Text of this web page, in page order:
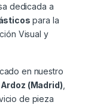
dedicada a
para la
Visual y
en nuestro
(Madrid)
de pieza